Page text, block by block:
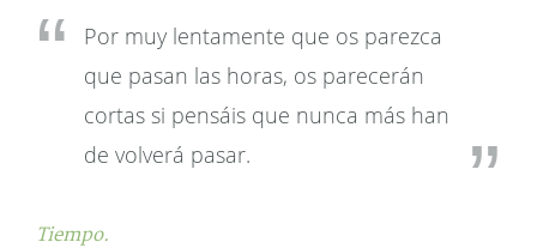
Por muy lentamente que os parezca
que pasan las horas, os parecerán
cortas si pensáis que nunca más han
de volverá pasar.
Tiempo.